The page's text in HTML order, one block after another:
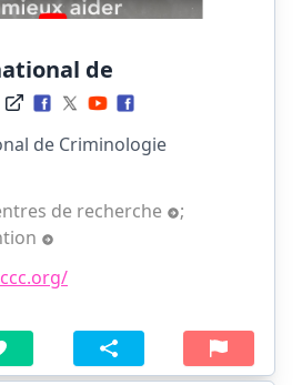
de
de Criminologie
de recherche
;